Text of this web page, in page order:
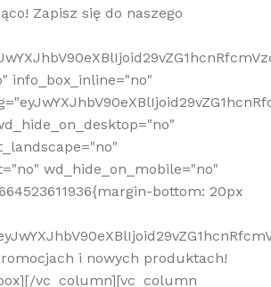
Zapisz się do naszego
info_box_inline="no"
wd_hide_on_mobile="no"
bottom: 20px
i nowych produktach!
vc_column][vc_column